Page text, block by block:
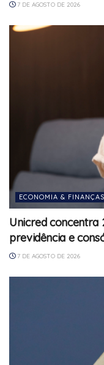
7 DE AGOSTO DE 2026
ECONOMIA & FINANÇAS
Unicred concentra
previdência e
7 DE AGOSTO DE 2026